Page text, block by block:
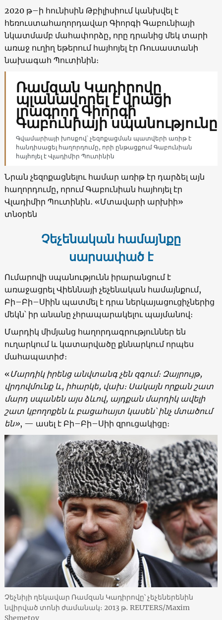
2020 թ–ի հունիսին Թբիլիսիում կանխվել է
հեռուստահաղորդավար Գիորգի Գաբունիայի
նկատմամբ մահափորձը, որը դրանից մեկ տարի
առաջ ուղիղ եթերում հայհոյել էր Ռուսաստանի
նախագահ Պուտինին։
Ռամզան Կադիրովը
պլանավորել է վրացի
լրագրող Գիորգի
Գաբունիայի սպանությունը
Գվամարիայի խոսքով՝ չեզոքացման պատվերի առիթ է
հանդիսացել հաղորդումը, որի ընթացքում Գաբունիան
հայհոյել է Վլադիմիր Պուտինին
Նրան չեզոքացնելու համար առիթ էր դարձել այն
հաղորդումը, որում Գաբունիան հայհոյել էր
Վլադիմիր Պուտինին․ «Մտավարի արխիի»
տնօրեն
Չեչենական համայնքը
սարսափած է
Ումարովի սպանությունն իրարանցում է
առաջացրել Վիեննայի չեչենական համայնքում,
Բի–Բի–Սիին պատմել է դրա ներկայացուցիչներից
մեկն՝ իր անանը չհրապարակելու պայմանով։
Մարդիկ միմյանց հաղորդագրություններ են
ուղարկում և կատարվածը քննարկում որպես
մահապատիժ։
«Մարդիկ իրենց անվտանգ չեն զգում։ Զայրույթ,
վրդովմունք և, իհարկե, վախ։ Սակայն որքան շատ
մարդ սպանեն այս ձևով, այդքան մարդիկ ավելի
շատ կբողոքեն և բացահայտ կասեն՝ ինչ մտածում
են», — ասել է Բի–Բի–Սիի զրուցակիցը։
Չեչնիյի ղեկավար Ռամզան Կադիրովը՝ չեչեներենին
նվիրված տոնի ժամանակ։ 2013 թ․ REUTERS/Maxim
Shemetov